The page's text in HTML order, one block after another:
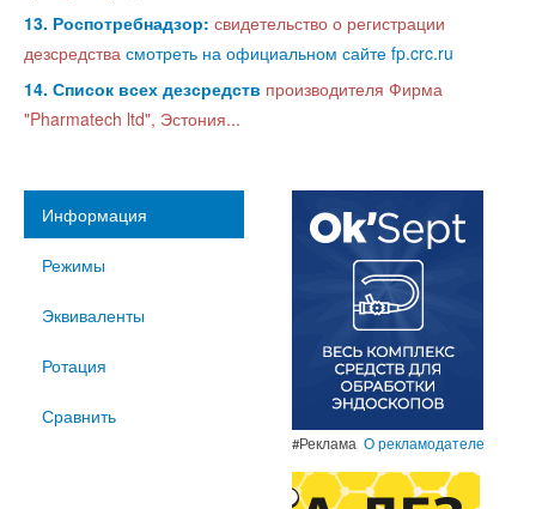
13. Роспотребнадзор: свидетельство о регистрации
дезсредства смотреть на официальном сайте fp.crc.ru
14. Список всех дезсредств производителя Фирма
"Pharmatech ltd", Эстония...
Информация
Режимы
Эквиваленты
Ротация
Сравнить
#Реклама О рекламодателе